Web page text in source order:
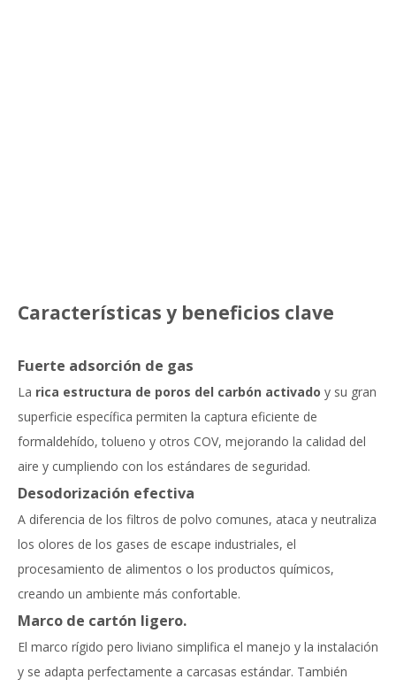
Características y beneficios clave
Fuerte adsorción de gas
La rica estructura de poros del carbón activado y su gran
superficie específica permiten la captura eficiente de
formaldehído, tolueno y otros COV, mejorando la calidad del
aire y cumpliendo con los estándares de seguridad.
Desodorización efectiva
A diferencia de los filtros de polvo comunes, ataca y neutraliza
los olores de los gases de escape industriales, el
procesamiento de alimentos o los productos químicos,
creando un ambiente más confortable.
Marco de cartón ligero.
El marco rígido pero liviano simplifica el manejo y la instalación
y se adapta perfectamente a carcasas estándar. También